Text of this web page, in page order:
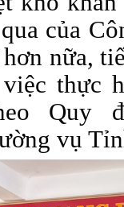
của
nữa,
thực
Quy
vụ